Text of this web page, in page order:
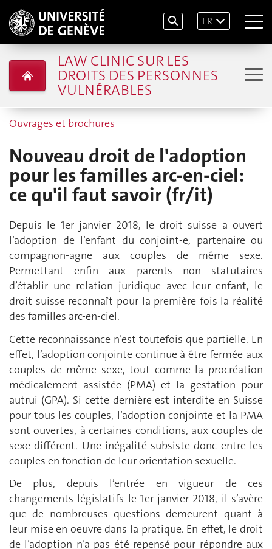
FR
LAW CLINIC SUR LES
DROITS DES PERSONNES
VULNÉRABLES
Ouvrages et brochures
Nouveau droit de l'adoption
pour les familles arc-en-ciel:
ce qu'il faut savoir (fr/it)
Depuis le 1er janvier 2018, le droit suisse a ouvert
l’adoption de l’enfant du conjoint-e, partenaire ou
compagnon-agne aux couples de même sexe.
Permettant enfin aux parents non statutaires
d’établir une relation juridique avec leur enfant, le
droit suisse reconnaît pour la première fois la réalité
des familles arc-en-ciel.
Cette reconnaissance n’est toutefois que partielle. En
effet, l’adoption conjointe continue à être fermée aux
couples de même sexe, tout comme la procréation
médicalement assistée (PMA) et la gestation pour
autrui (GPA). Si cette dernière est interdite en Suisse
pour tous les couples, l’adoption conjointe et la PMA
sont ouvertes, à certaines conditions, aux couples de
sexe différent. Une inégalité subsiste donc entre les
couples en fonction de leur orientation sexuelle.
De plus, depuis l’entrée en vigueur de ces
changements législatifs le 1er janvier 2018, il s’avère
que de nombreuses questions demeurent quant à
leur mise en oeuvre dans la pratique. En effet, le droit
de l’adoption n’a pas été repensé pour répondre aux